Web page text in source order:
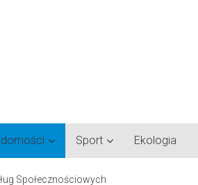
Sport Ekologia